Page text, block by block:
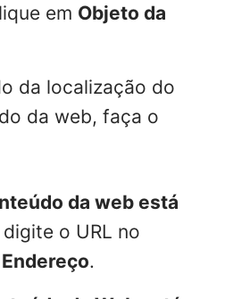
em Objeto da
da localização do
da web, faça o
da web está
digite o URL no
Endereço.